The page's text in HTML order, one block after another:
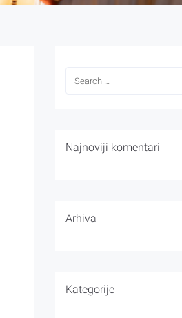
Najnoviji komentari
Arhiva
Kategorije